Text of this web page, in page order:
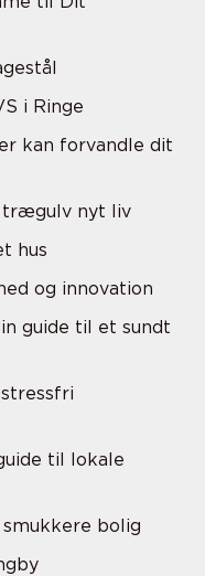
i Ringe
kan forvandle dit
trægulv nyt liv
hus
og innovation
guide til et sundt
til lokale
bolig